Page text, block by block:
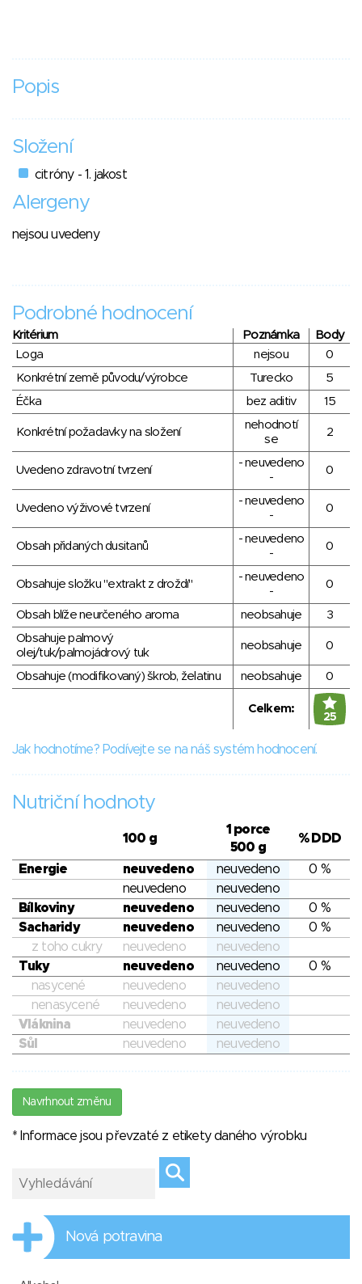
Popis
Složení
citróny - 1. jakost
Alergeny
nejsou uvedeny
Podrobné hodnocení
Kritérium Poznámka
Body
Loga
nejsou
0
Konkrétní země původu/výrobce
Turecko
5
Éčka
bez aditiv 15
Konkrétní požadavky na složení
nehodnotí
se
2
Uvedeno zdravotní tvrzení
- neuvedeno
-
0
Uvedeno výživové tvrzení
- neuvedeno
-
0
Obsah přidaných dusitanů
- neuvedeno
-
0
Obsahuje složku "extrakt z droždí"
- neuvedeno
-
0
Obsah blíže neurčeného aroma neobsahuje
3
Obsahuje palmový
olej/tuk/palmojádrový tuk
neobsahuje 0
Obsahuje (modifikovaný) škrob, želatinu neobsahuje 0
Celkem:
25
Jak hodnotíme? Podívejte se na náš systém hodnocení.
Nutriční hodnoty
100 g
1 porce
500 g
% DDD
Energie neuvedeno neuvedeno
0 %
neuvedeno
neuvedeno
Bílkoviny
neuvedeno neuvedeno
0 %
Sacharidy
neuvedeno neuvedeno
0 %
z toho cukry
neuvedeno
neuvedeno
Tuky
neuvedeno neuvedeno
0 %
nasycené
neuvedeno
neuvedeno
nenasycené
neuvedeno
neuvedeno
Vláknina
neuvedeno
neuvedeno
Sůl
neuvedeno neuvedeno
Navrhnout změnu
* Informace jsou převzaté z etikety daného výrobku
Nová potravina